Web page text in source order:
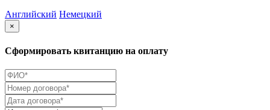
Английский Немецкий
×
Сформировать квитанцию на оплату